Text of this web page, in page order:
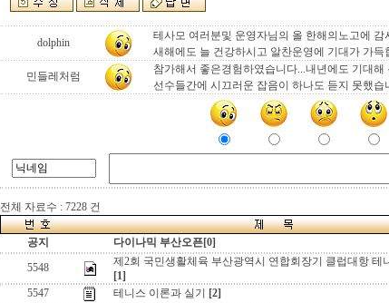
dolphin
테사모 여러분및 운영자님의 올 한해의노고에 감
새해에도 늘 건강하시고 알찬운영에 기대가 가득
민들레처럼
참가해서 좋은경험하였습니다...내년에도 기대
선수들간에 시끄러운 잡음이 하나도 듣지 못했
전체 자료수 : 7228 건
공지 다이나믹 부산오픈[0]
5548
제2회 국민생활체육 부산광역시 연합회장기 클럽대항 테
[1]
5547
테니스 이론과 실기 [2]